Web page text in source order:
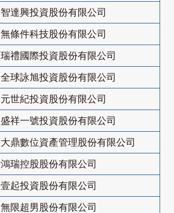
智達興投資股份有限公司
無條件科技股份有限公司
瑞禮國際投資股份有限公司
全球詠旭投資股份有限公司
元世紀投資股份有限公司
盛祥一號投資股份有限公司
大鼎數位資產管理股份有限公司
鴻瑞控股股份有限公司
壹起投資股份有限公司
無限超男股份有限公司